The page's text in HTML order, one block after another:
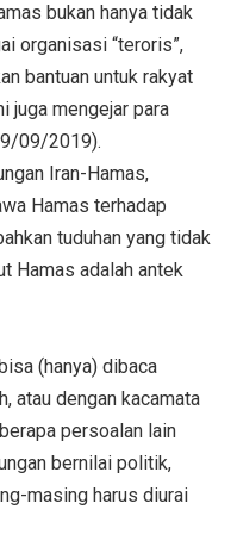
bukan hanya tidak
organisasi “teroris”,
bantuan untuk rakyat
juga mengejar para
09/2019).
Iran-Hamas,
Hamas terhadap
tuduhan yang tidak
Hamas adalah antek
(hanya) dibaca
atau dengan kacamata
persoalan lain
bernilai politik,
masing harus diurai